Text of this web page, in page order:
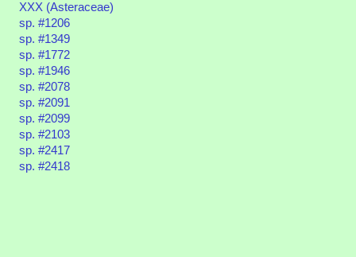
XXX (Asteraceae)
sp. #1206
sp. #1349
sp. #1772
sp. #1946
sp. #2078
sp. #2091
sp. #2099
sp. #2103
sp. #2417
sp. #2418